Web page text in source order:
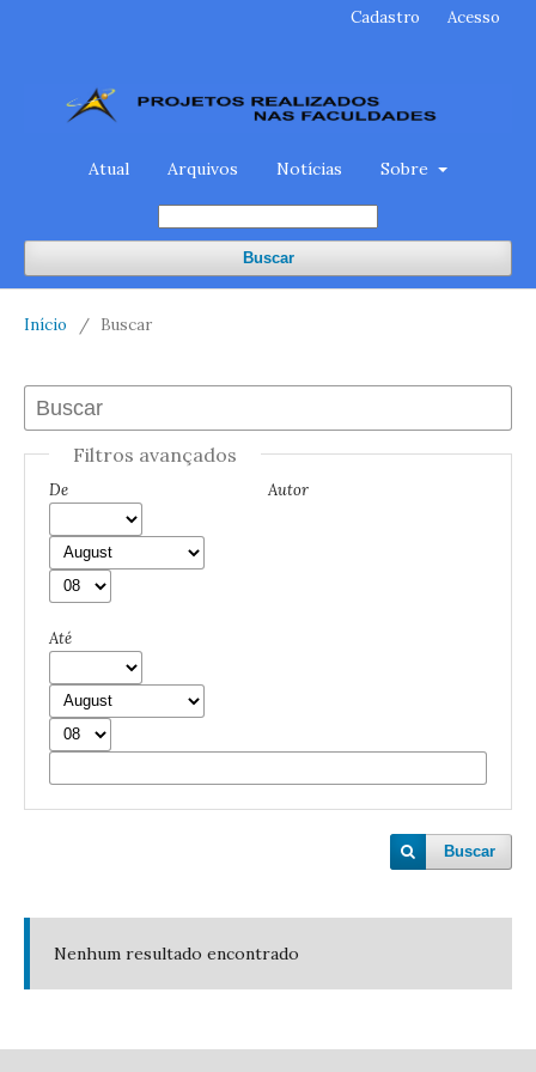
Atual Arquivos Notícias Sobre
Buscar
Cadastro Acesso
Início / Buscar
Filtros avançados
De
Até
Autor
Buscar
Nenhum resultado encontrado